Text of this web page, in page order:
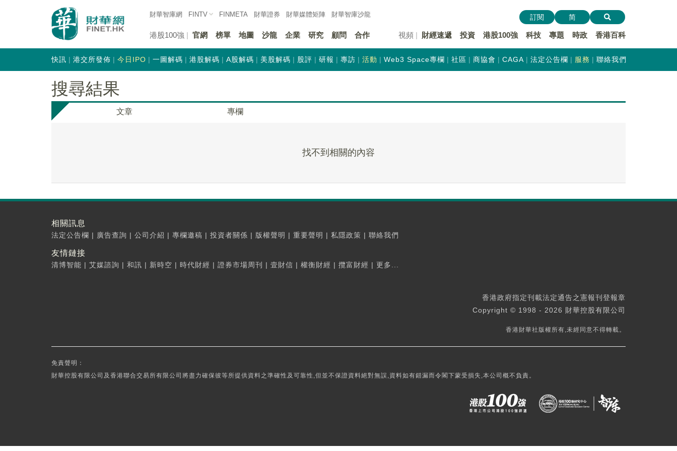
財華智庫網 FINTV FINMETA 財華證券 財華媒體矩陣 財華智庫沙龍
港股100強 官網 榜單 地圖 沙龍 企業 研究 顧問 合作 視頻 財經速遞 投資 港股100強 科技 專題 時政 香港百科
訂閱 简
快訊 港交所發佈 今日IPO 一圖解碼 港股解碼 A股解碼 美股解碼 股評 研報 專訪 活動 Web3 Space專欄 社區 商協會 CAGA 法定公告欄 服務 聯絡我們
搜尋結果
文章 專欄
找不到相關的內容
相關訊息
法定公告欄 | 廣告查詢 | 公司介紹 | 專欄邀稿 | 投資者關係 | 版權聲明 | 重要聲明 | 私隱政策 | 聯絡我們
友情鏈接
清博智能 | 艾媒諮詢 | 和訊 | 新時空 | 時代財經 | 證券市場周刊 | 壹財信 | 權衡財經 | 攬富財經 | 更多...
香港政府指定刊載法定通告之憲報刊登報章
Copyright © 1998 - 2026 財華控股有限公司
香港財華社版權所有,未經同意不得轉載。
免責聲明：
財華控股有限公司及香港聯合交易所有限公司將盡力確保彼等所提供資料之準確性及可靠性,但並不保證資料絕對無誤,資料如有錯漏而令閣下蒙受損失,本公司概不負責。